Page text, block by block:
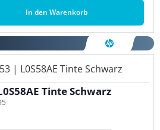
In den Warenkorb
Tinte Schwarz